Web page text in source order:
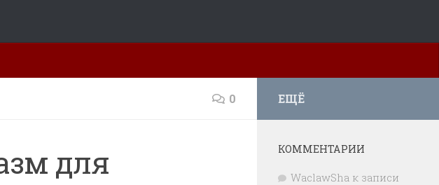
0
для
ЕЩЁ
КОММЕНТАРИИ
WaclawSha к записи